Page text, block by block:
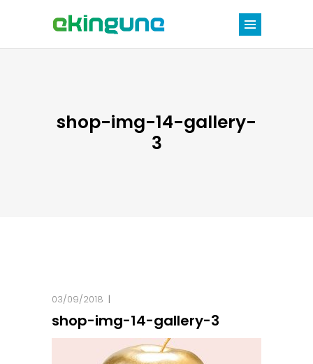
shop-img-14-gallery-
3
03/09/2018
shop-img-14-gallery-3